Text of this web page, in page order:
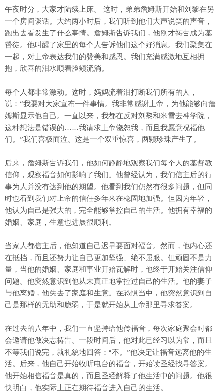
午夜时分，大家才陆续上床。 这时，弟弟詹姆斯开始和刘黎在另
一个房间谈话。大约两小时后，我们听到他们大声说笑的声音，
跑出去看发生了什么事情。詹姆斯告诉我们，他刚才祷告成为基
督徒。他叫醒了家里的每个人告诉他们这个好消息。我们聚集在
一起，对上帝表达我们的赞美和感恩。我们充满感激地互相拥
抱，欣喜的泪水顺着脸颊流淌。
每个人都非常激动。这时，妈妈流着泪打断我们所有的人，
说：“我要对大家宣布一件事情。我非常感谢上帝，为他能够向詹
姆斯显示他自己。一直以来，我都在反对刘黎和米雪去神学院，
这种想法是错误的……我请求上帝饶恕我，而且我愿意祝福他
们。”我们喜极而泣。这是一个双重惊喜，两颗珍珠产生了。
后来，詹姆斯告诉我们，他如何静静地观察我们每个人的基督教
信仰，观察福音如何影响了我们。他曾经认为，我们信主后的行
事为人并没有达到他的期望。他看到我们仍然有很多问题，但同
时也看到我们对上帝的信任多年来在稳固地加强。但因为年轻，
他认为自己是强大的，完全能够掌控自己的生活。他拥有幸福的
婚姻、家庭，生意也进展很顺利。
当家人都信主后，他知道自己迟早要面对福音。然而，他内心还
在抵挡，而且还努力让自己更加坚强、绝不屈服。但顽固不是力
量，当他的婚姻、家庭和事业开始瓦解时，他终于开始关注信仰
问题。他突然意识到他从未真正地掌控过自己的生活。他的妻子
与他离婚，他失去了家庭和生意。在恐惧当中，他突然意识到自
己是那样的无助和脆弱，于是就开始从上帝那里寻求答案。
在过去的八年中，我们一直坚持给他传福音，每次家庭聚会时都
会邀请他做决志祷告。一段时间后，他对此已经习以为常，而且
不等我们说完，就礼貌地回答：“不。”他决定让福音远离他的生
活。后来，他自己开始收听电台的福音，开始读圣经找寻答案。
他开始相信福音是真的，而且圣经解释了他生活中的问题。他很
快明白，他实际上正在期待福音进入自己的生活。